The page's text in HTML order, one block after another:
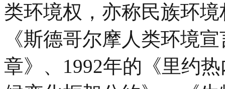
类环境权，亦称民族环
《斯德哥尔摩人类环境
章》、1992年的《里约